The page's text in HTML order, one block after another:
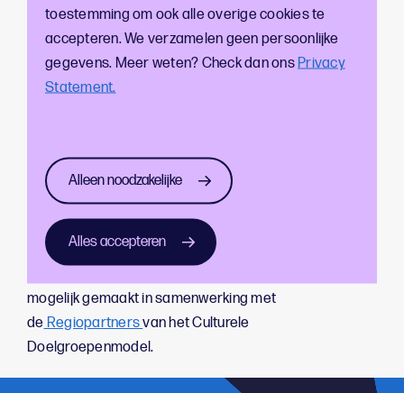
toestemming om ook alle overige cookies te
accepteren. We verzamelen geen persoonlijke
gegevens. Meer weten? Check dan ons Privacy
Statement.
Alleen noodzakelijke
Alles accepteren
De middag werd vakkundig begeleid door
moderatorYuki Kho, die de gesprekken scherp en
betrokken leidde. Van tips als
inspiratie, maar ook voor nieuwe ideeën en
samenwerkingen.
Deze middag was een gezamenlijk initiatief van
Kennisinstituut cultuur & digitale
mogelijk gemaakt in samenwerking met
de Regiopartnersvan het Culturele
Doelgroepenmodel.